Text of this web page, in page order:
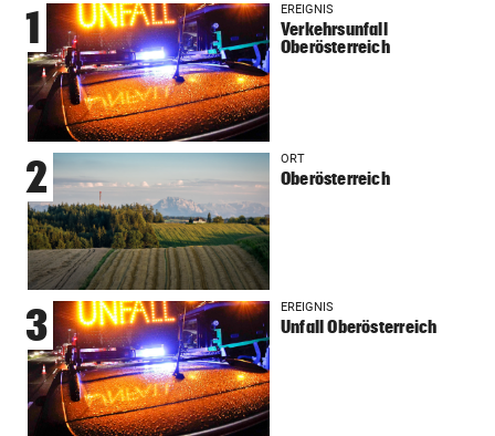
1 EREIGNIS
Verkehrsunfall
Oberösterreich
2 ORT
Oberösterreich
3 EREIGNIS
Unfall Oberösterreich